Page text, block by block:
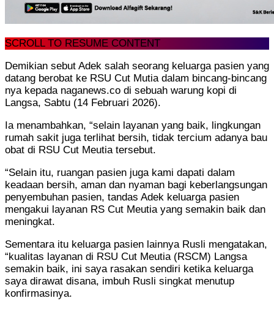
SCROLL TO RESUME CONTENT
Demikian sebut Adek salah seorang keluarga pasien yang
datang berobat ke RSU Cut Mutia dalam bincang-bincang
nya kepada naganews.co di sebuah warung kopi di
Langsa, Sabtu (14 Februari 2026).
Ia menambahkan, “selain layanan yang baik, lingkungan
rumah sakit juga terlihat bersih, tidak tercium adanya bau
obat di RSU Cut Meutia tersebut.
“Selain itu, ruangan pasien juga kami dapati dalam
keadaan bersih, aman dan nyaman bagi keberlangsungan
penyembuhan pasien, tandas Adek keluarga pasien
mengakui layanan RS Cut Meutia yang semakin baik dan
meningkat.
Sementara itu keluarga pasien lainnya Rusli mengatakan,
“kualitas layanan di RSU Cut Meutia (RSCM) Langsa
semakin baik, ini saya rasakan sendiri ketika keluarga
saya dirawat disana, imbuh Rusli singkat menutup
konfirmasinya.